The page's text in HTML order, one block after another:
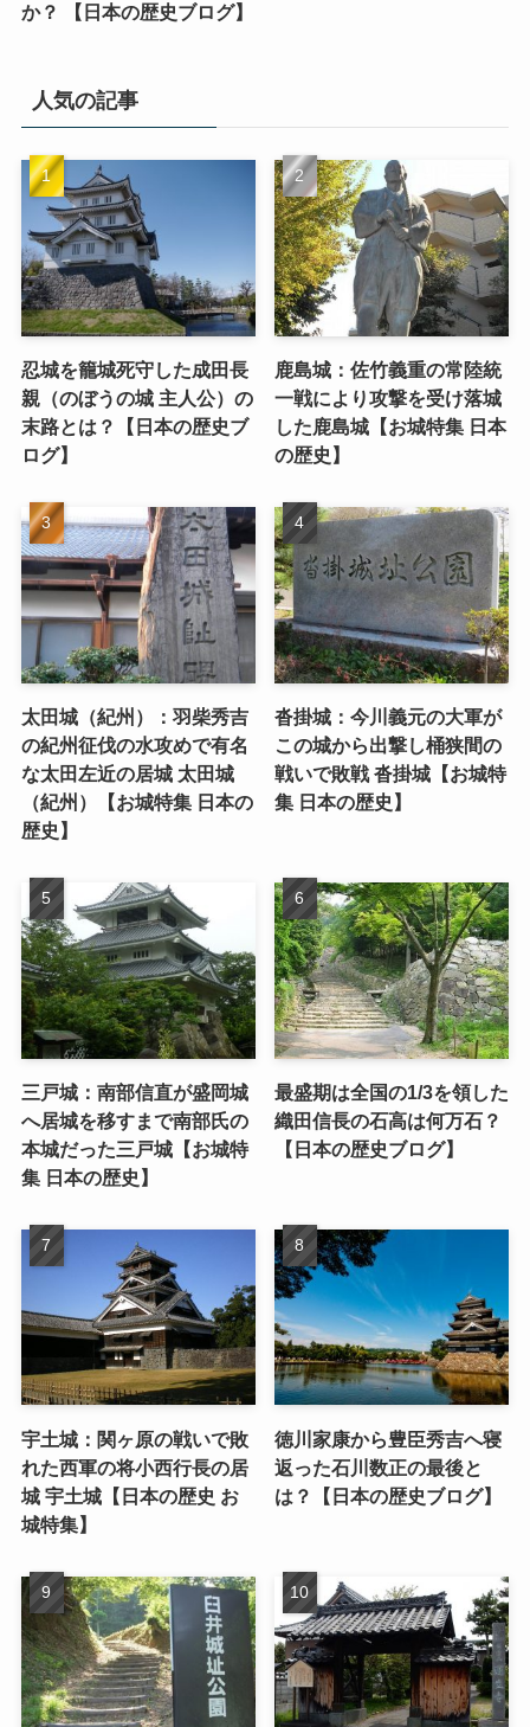
か？ 【日本の歴史ブログ】
人気の記事
忍城を籠城死守した成田長
親（のぼうの城 主人公）の
末路とは？【日本の歴史ブ
ログ】
鹿島城：佐竹義重の常陸統
一戦により攻撃を受け落城
した鹿島城【お城特集 日本
の歴史】
太田城（紀州）：羽柴秀吉
の紀州征伐の水攻めで有名
な太田左近の居城 太田城
（紀州）【お城特集 日本の
歴史】
沓掛城：今川義元の大軍が
この城から出撃し桶狭間の
戦いで敗戦 沓掛城【お城特
集 日本の歴史】
三戸城：南部信直が盛岡城
へ居城を移すまで南部氏の
本城だった三戸城【お城特
集 日本の歴史】
最盛期は全国の1/3を領した
織田信長の石高は何万石？
【日本の歴史ブログ】
宇土城：関ヶ原の戦いで敗
れた西軍の将小西行長の居
城 宇土城【日本の歴史 お
城特集】
徳川家康から豊臣秀吉へ寝
返った石川数正の最後と
は？【日本の歴史ブログ】